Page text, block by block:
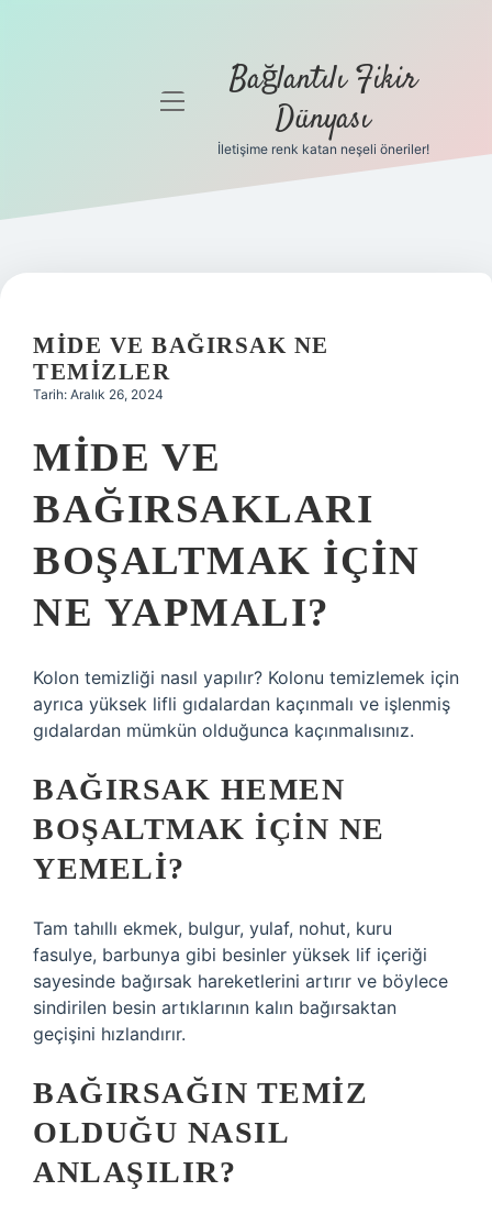
Gizlilik
Hakkımızda
menüyü
Bağlantılı Fikir
Dünyası
İletişime renk katan neşeli öneriler!
MIDE VE BAĞIRSAK NE
TEMIZLER
Tarih: Aralık 26, 2024
MIDE VE
BAĞIRSAKLARI
BOŞALTMAK IÇIN
NE YAPMALI?
Kolon temizliği nasıl yapılır? Kolonu temizlemek için
ayrıca yüksek lifli gıdalardan kaçınmalı ve işlenmiş
gıdalardan mümkün olduğunca kaçınmalısınız.
BAĞIRSAK HEMEN
BOŞALTMAK IÇIN NE
YEMELI?
Tam tahıllı ekmek, bulgur, yulaf, nohut, kuru
fasulye, barbunya gibi besinler yüksek lif içeriği
sayesinde bağırsak hareketlerini artırır ve böylece
sindirilen besin artıklarının kalın bağırsaktan
geçişini hızlandırır.
BAĞIRSAĞIN TEMIZ
OLDUĞU NASIL
ANLAŞILIR?